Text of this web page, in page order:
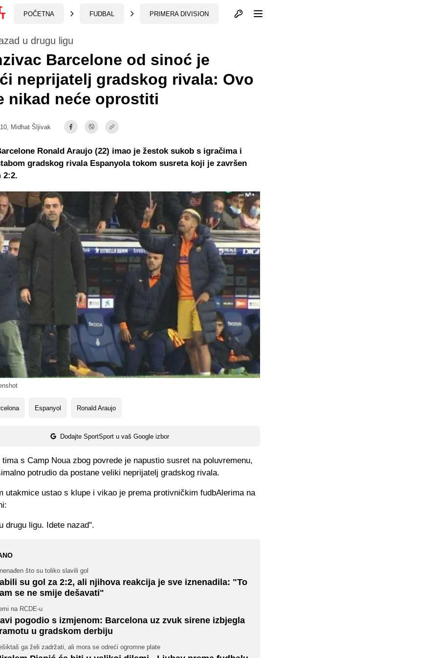
POČETNA FUDBAL PRIMERA DIVISION Otvori profil
u drugu ligu
Barcelone od sinoć je
neprijatelj gradskog rivala: Ovo
nikad neće oprostiti
Midhat Šljivak
Espanyol Ronald Araujo
Dodajte SportSport u vaš Google izbor
Ronald Araujo (22) imao je žestok sukob s igračima i
gradskog rivala Espanyola tokom susreta koji je završen
2:2.
s Camp Noua zbog povrede je napustio susret na poluvremenu,
potrudio da postane veliki neprijatelj gradskog rivala.
utakmice ustao s klupe i vikao je prema protivničkim fudbAlerima na
drugu ligu. Idete nazad".
što su toliko slavili gol
su gol za 2:2, ali njihova reakcija je sve iznenadila: "To
se ne smije dešavati"
na RCDE-u
pogodio s izmjenom: Barcelona uz zvuk sirene izbjegla
u gradskom derbiju
ga želi zadržati, ali mora se odreći ogromne plate